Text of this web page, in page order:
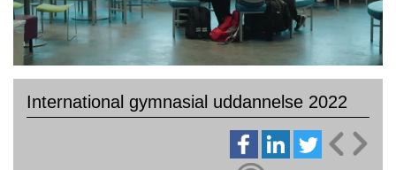
International gymnasial uddannelse 2022